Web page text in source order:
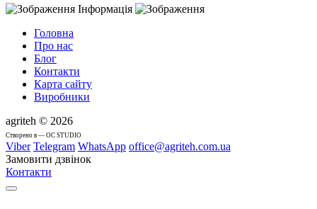
Інформація
Головна
Про нас
Блог
Контакти
Карта сайту
Виробники
agriteh © 2026
Cтворено в — OC STUDIO
Viber Telegram WhatsApp office@agriteh.com.ua
Замовити дзвінок
Контакти